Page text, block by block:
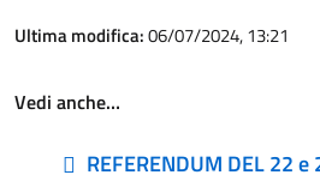
Ultima modifica:06/07/2024, 13:21
Vedi anche…
REFERENDUM DEL 22